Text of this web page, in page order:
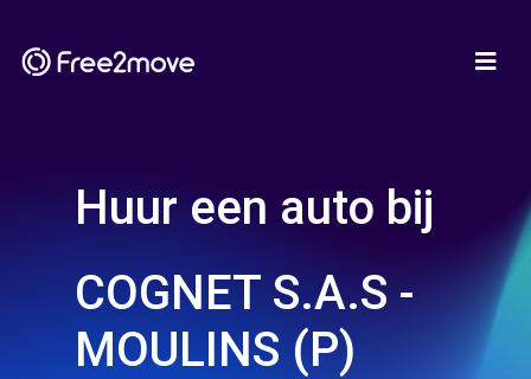
Huur een auto bij
COGNET S.A.S -
MOULINS (P)